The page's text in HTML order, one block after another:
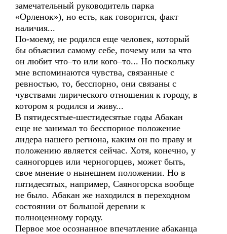
замечательный руководитель парка
«Орленок»), но есть, как говорится, факт
наличия...
По-моему, не родился еще человек, который
бы объяснил самому себе, почему или за что
он любит что–то или кого–то... Но поскольку
мне вспоминаются чувства, связанные с
ревностью, то, бесспорно, они связаны с
чувствами лирического отношения к городу, в
котором я родился и живу...
В пятидесятые-шестидесятые годы Абакан
еще не занимал то бесспорное положение
лидера нашего региона, каким он по праву и
положению является сейчас. Хотя, конечно, у
саяногорцев или черногорцев, может быть,
свое мнение о нынешнем положении. Но в
пятидесятых, например, Саяногорска вообще
не было. Абакан же находился в переходном
состоянии от большой деревни к
полноценному городу.
Первое мое осознанное впечатление абаканца